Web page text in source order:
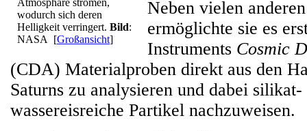
Atmosphäre strömen,
wodurch sich deren
Helligkeit verringert. Bild:
NASA [Großansicht]
Neben vielen
ermöglichte sie es
Instruments Cosmic
(CDA) Materialproben direkt aus den
Saturns zu analysieren und dabei silikat-
wassereisreiche Partikel nachzuweisen.